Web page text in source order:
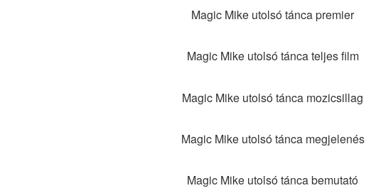
Magic Mike utolsó tánca premier
Magic Mike utolsó tánca teljes film
Magic Mike utolsó tánca mozicsillag
Magic Mike utolsó tánca megjelenés
Magic Mike utolsó tánca bemutató